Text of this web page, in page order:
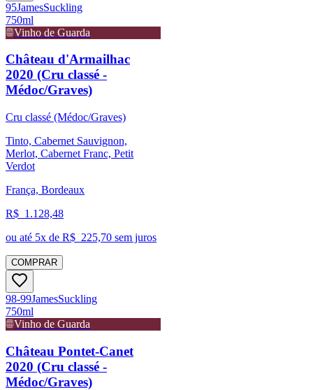
95JamesSuckling
750ml
Vinho de Guarda
Château d'Armailhac
2020 (Cru classé -
Médoc/Graves)
Cru classé (Médoc/Graves)
Tinto, Cabernet Sauvignon,
Merlot, Cabernet Franc, Petit
Verdot
França, Bordeaux
R$ 1.128,48
ou até 5x de R$ 225,70 sem juros
COMPRAR
98-99JamesSuckling
750ml
Vinho de Guarda
Château Pontet-Canet
2020 (Cru classé -
Médoc/Graves)